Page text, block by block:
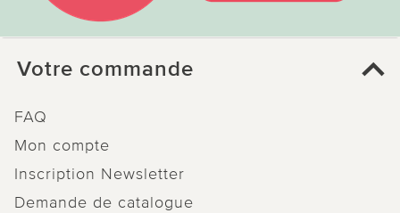
Votre commande
FAQ
Mon compte
Inscription Newsletter
Demande de catalogue